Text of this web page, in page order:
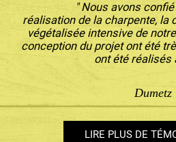
" Nous avons
réalisation de la charpente, la
végétalisée intensive de
conception du projet ont été
ont été réalisés
Dumetz
LIRE PLUS DE